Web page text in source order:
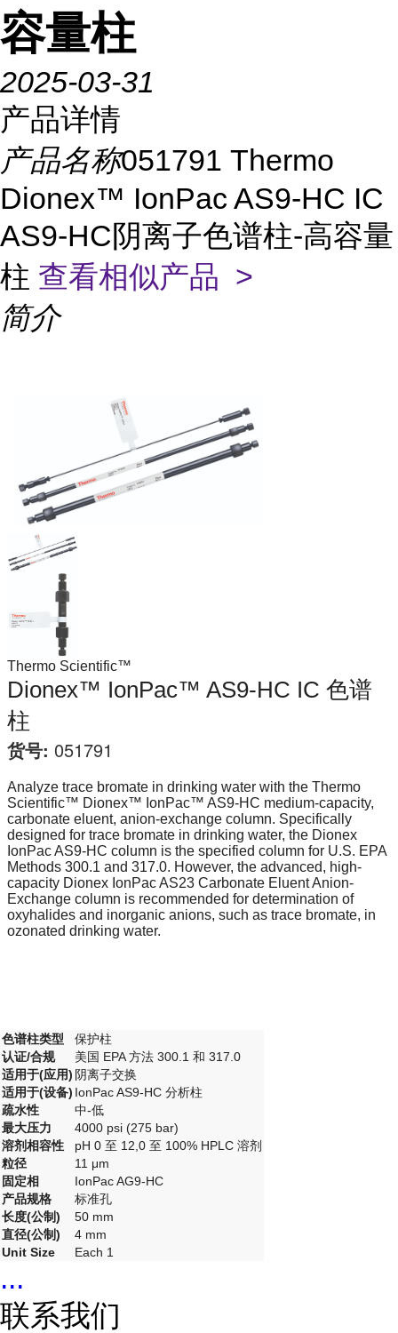
容量柱
2025-03-31
产品详情
产品名称051791 Thermo
Dionex™ IonPac AS9-HC IC
AS9-HC阴离子色谱柱-高容量
柱 查看相似产品 >
简介
Thermo Scientific™
Dionex™ IonPac™ AS9-HC IC 色谱
柱
货号: 051791
Analyze trace bromate in drinking water with the Thermo
Scientific™ Dionex™ IonPac™ AS9-HC medium-capacity,
carbonate eluent, anion-exchange column. Specifically
designed for trace bromate in drinking water, the Dionex
IonPac AS9-HC column is the specified column for U.S. EPA
Methods 300.1 and 317.0. However, the advanced, high-
capacity Dionex IonPac AS23 Carbonate Eluent Anion-
Exchange column is recommended for determination of
oxyhalides and inorganic anions, such as trace bromate, in
ozonated drinking water.
色谱柱类型
保护柱
认证/合规
美国 EPA 方法 300.1 和 317.0
适用于(应用) 阴离子交换
适用于(设备) IonPac AS9-HC 分析柱
疏水性
中-低
最大压力
4000 psi (275 bar)
溶剂相容性
pH 0 至 12,0 至 100% HPLC 溶剂
粒径
11 μm
固定相
IonPac AG9-HC
产品规格
标准孔
长度(公制)
50 mm
直径(公制)
4 mm
Unit Size
Each 1
...
联系我们